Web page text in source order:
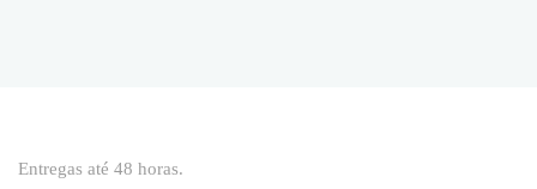
Entregas até 48 horas.